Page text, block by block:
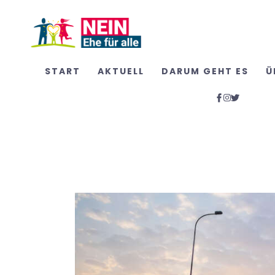
START AKTUELL DARUM GEHT ES